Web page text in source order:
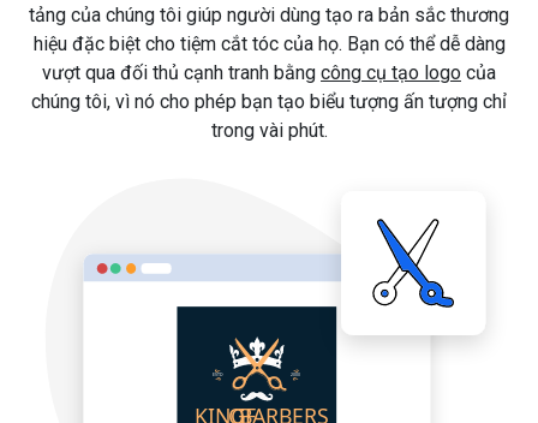
tảng của chúng tôi giúp người dùng tạo ra bản sắc thương
hiệu đặc biệt cho tiệm cắt tóc của họ. Bạn có thể dễ dàng
vượt qua đối thủ cạnh tranh bằng công cụ tạo logo của
chúng tôi, vì nó cho phép bạn tạo biểu tượng ấn tượng chỉ
trong vài phút.